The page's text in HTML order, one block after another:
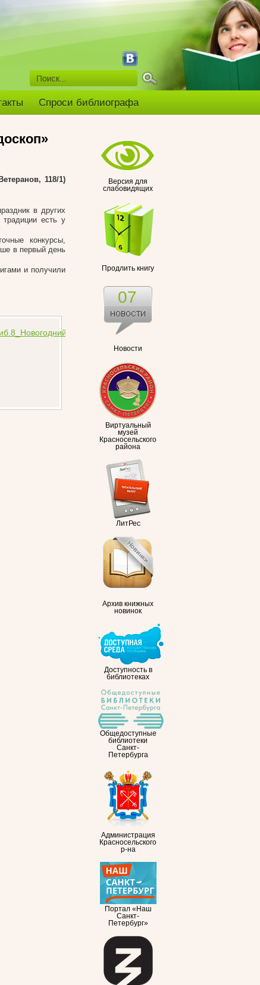
Спроси библиографа
Версия для
слабовидящих
Продлить книгу
Новости
07
Виртуальный
музей
Красносельского
района
ЛитРес
Архив книжных
новинок
Доступность в
библиотеках
Общедоступные
библиотеки
Санкт-
Петербурга
Администрация
Красносельского
р-на
Портал «Наш
Санкт-
Петербург»
118/1)
в других
есть у
конкурсы,
в первый день
и получили